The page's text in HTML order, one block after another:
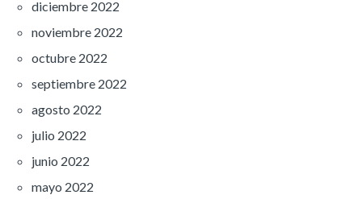
diciembre 2022
noviembre 2022
octubre 2022
septiembre 2022
agosto 2022
julio 2022
junio 2022
mayo 2022